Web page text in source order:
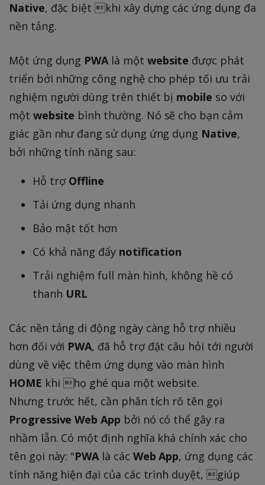
Native, đặc biệt khi xây dựng các ứng dụng đa
nền tảng.
Một ứng dụng PWAlà một website được phát
triển bởi những công nghệ cho phép tối ưu trải
nghiệm người dùng trên thiết bị mobile so với
một website bình thường. Nó sẽ cho bạn cảm
giác gần như đang sử dụng ứng dụng Native,
bởi những tính năng sau:
Hỗ trợ Offline
Tải ứng dụng nhanh
Bảo mật tốt hơn
Có khả năng đẩy notification
Trải nghiệm full màn hình, không hề có
thanh URL
Các nền tảng di động ngày càng hỗ trợ nhiều
hơn đối với PWA, đã hỗ trợ đặt câu hỏi tới người
dùng về việc thêm ứng dụng vào màn hình
HOME khi họ ghé qua một website.
Nhưng trước hết, cần phân tích rõ tên gọi
Progressive Web App bởi nó có thể gây ra
nhầm lẫn. Có một định nghĩa khá chính xác cho
tên gọi này: "PWAlà các Web App, ứng dụng các
tính năng hiện đại của các trình duyệt, giúp